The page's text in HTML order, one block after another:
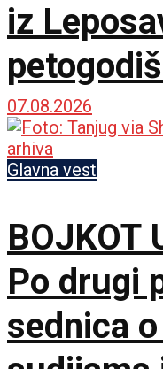
iz
ulaska na
07.08.2026
Glavna vest
BOJKOT
Po drugi
sednica